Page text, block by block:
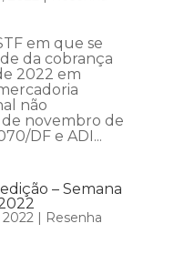
em que se
da cobrança
2022 em
não
novembro de
DF e ADI...
– Semana
| Resenha